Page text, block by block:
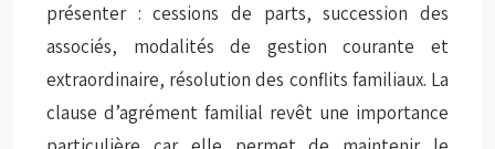
présenter : cessions de parts, succession des
associés, modalités de gestion courante et
extraordinaire, résolution des conflits familiaux. La
clause d’agrément familial revêt une importance